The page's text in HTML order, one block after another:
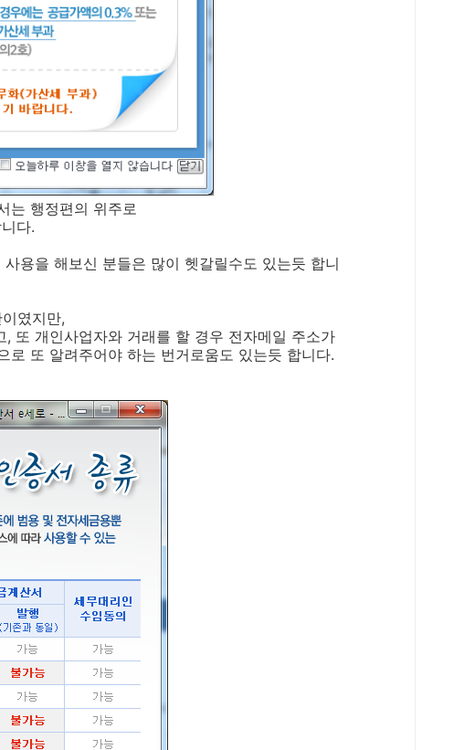
는 행정편의 위주로
다.
용을 해보신 분들은 많이 헷갈릴수도 있는듯 합니
였지만,
또 개인사업자와 거래를 할 경우 전자메일 주소가
로 또 알려주어야 하는 번거로움도 있는듯 합니다.